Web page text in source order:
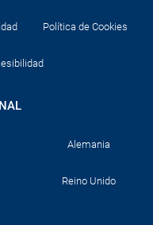
Política de Cookies
Alemania
Reino Unido